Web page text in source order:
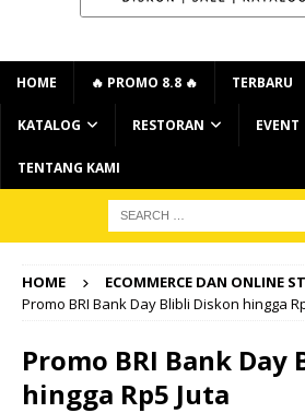
HOME 🔥 PROMO 8.8 🔥 TERBARU
KATALOG RESTORAN EVENT
TENTANG KAMI
HOME ECOMMERCE DAN ONLINE
Promo BRI Bank Day Blibli Diskon hingga
Promo BRI Bank
hingga Rp5 Juta